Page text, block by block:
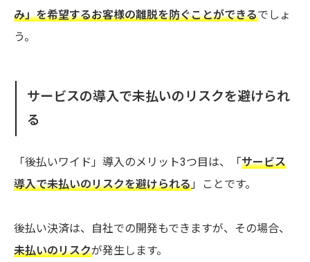
み」を希望するお客様の離脱を防ぐことができるでしょ
う。
サービスの導入で未払いのリスクを避けられ
る
「後払いワイド」導入のメリット3つ目は、「 サービス
導入で未払いのリスクを避けられる 」ことです。
後払い決済は、自社での開発もできますが、その場合、
未払いのリスクが発生します。